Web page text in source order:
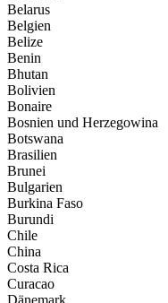
Belarus
Belgien
Belize
Benin
Bhutan
Bolivien
Bonaire
Bosnien und Herzegowina
Botswana
Brasilien
Brunei
Bulgarien
Burkina Faso
Burundi
Chile
China
Costa Rica
Curacao